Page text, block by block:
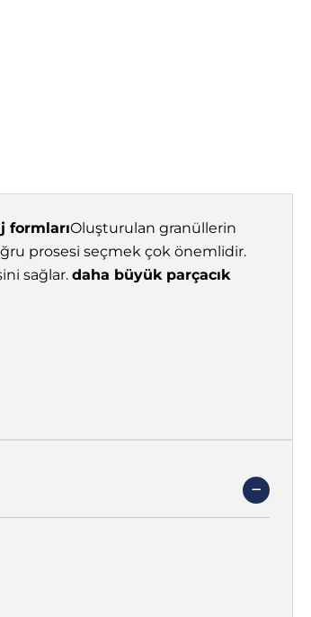
formlarıOluşturulan granüllerin
prosesi seçmek çok önemlidir.
sağlar. daha büyük parçacık